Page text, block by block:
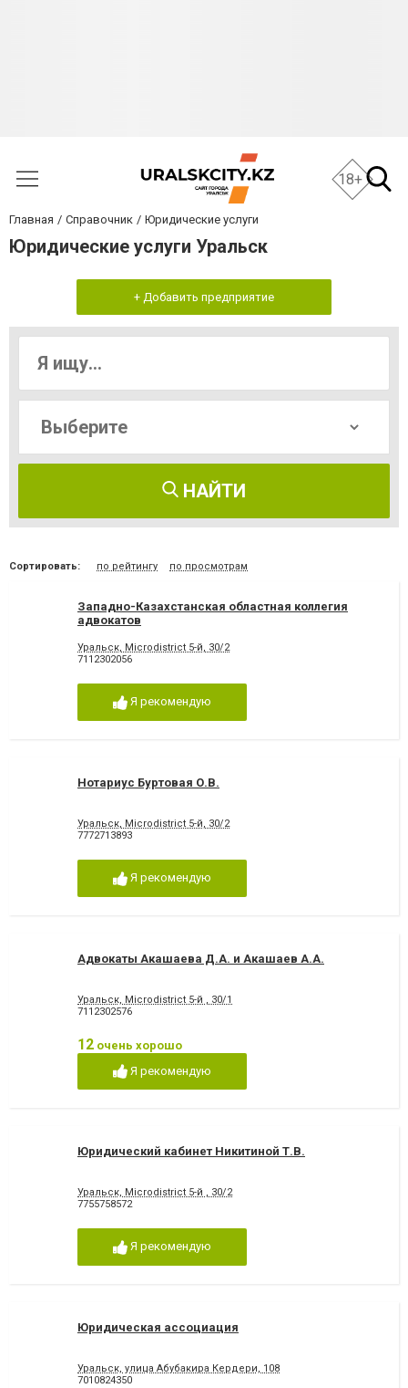
18+
Главная Справочник Юридические услуги
Юридические услуги Уральск
+ Добавить предприятие
НАЙТИ
Сортировать: по рейтингу по просмотрам
Западно-Казахстанская областная коллегия
адвокатов
Уральск, Microdistrict 5-й, 30/2
7112302056
Я рекомендую
Нотариус Буртовая О.В.
Уральск, Microdistrict 5-й, 30/2
7772713893
Я рекомендую
Адвокаты Акашаева Д.А. и Акашаев А.А.
Уральск, Microdistrict 5-й , 30/1
7112302576
12 очень хорошо
Я рекомендую
Юридический кабинет Никитиной Т.В.
Уральск, Microdistrict 5-й , 30/2
7755758572
Я рекомендую
Юридическая ассоциация
Уральск, улица Абубакира Кердери, 108
7010824350